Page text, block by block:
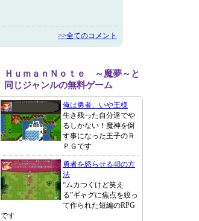
>>全てのコメント
ＨｕｍａｎＮｏｔｅ ～魔夢～と
同じジャンルの無料ゲーム
俺は勇者、いや王様
生き残った自分達でや
るしかない！魔神を倒
す事になった王子のＲ
ＰＧです
勇者を怒らせる48の方
法
“ムカつくけど笑え
る”ギャグに焦点を絞っ
て作られた短編のRPG
です